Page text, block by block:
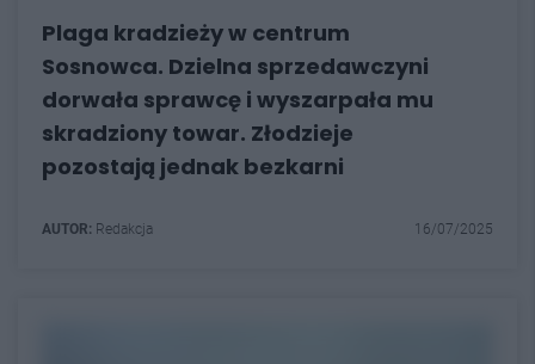
Plaga kradzieży w centrum
Sosnowca. Dzielna sprzedawczyni
dorwała sprawcę i wyszarpała mu
skradziony towar. Złodzieje
pozostają jednak bezkarni
AUTOR: Redakcja 16/07/2025